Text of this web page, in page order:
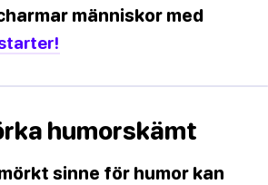
människor med
humorskämt
sinne för humor kan